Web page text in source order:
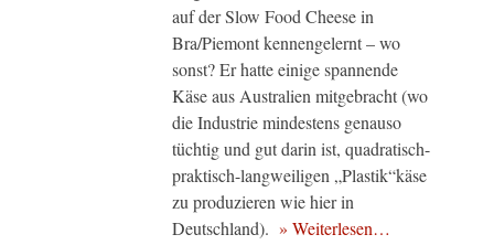
auf der Slow Food Cheese in
Bra/Piemont kennengelernt – wo
sonst? Er hatte einige spannende
Käse aus Australien mitgebracht (wo
die Industrie mindestens genauso
tüchtig und gut darin ist, quadratisch-
praktisch-langweiligen „Plastik“käse
zu produzieren wie hier in
Deutschland). » Weiterlesen…